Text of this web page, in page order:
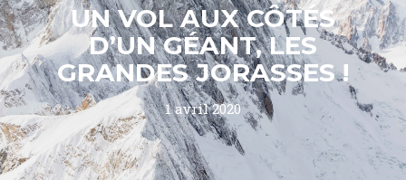
UN VOL AUX CÔTÉS
D’UN GÉANT, LES
GRANDES JORASSES !
1 avril 2020